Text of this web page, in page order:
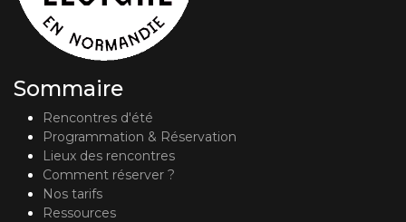
Sommaire
Rencontres d'été
Programmation & Réservation
Lieux des rencontres
Comment réserver ?
Nos tarifs
Ressources